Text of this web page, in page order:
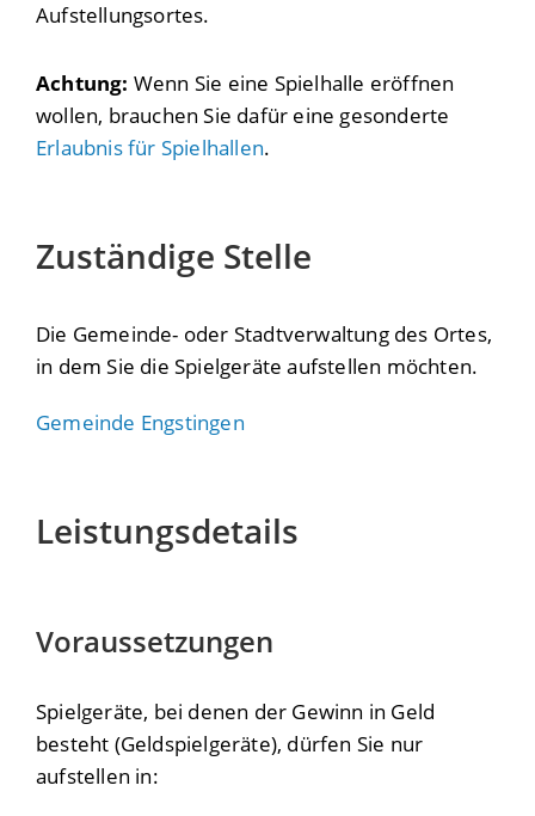
Aufstellungsortes.
Achtung: Wenn Sie eine Spielhalle eröffnen
wollen, brauchen Sie dafür eine gesonderte
Erlaubnis für Spielhallen.
Zuständige Stelle
Die Gemeinde- oder Stadtverwaltung des Ortes,
in dem Sie die Spielgeräte aufstellen möchten.
Gemeinde Engstingen
Leistungsdetails
Voraussetzungen
Spielgeräte, bei denen der Gewinn in Geld
besteht (Geldspielgeräte), dürfen Sie nur
aufstellen in: